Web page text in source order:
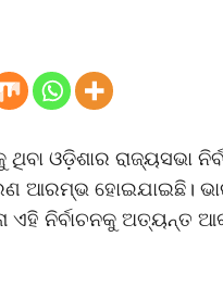
ଓଡ଼ିଶାର ରାଜ୍ୟସଭା
ଆରମ୍ଭ ହୋଇଯାଇଛି।
ଏହି ନିର୍ବାଚନକୁ ଅତ୍ୟନ୍ତ